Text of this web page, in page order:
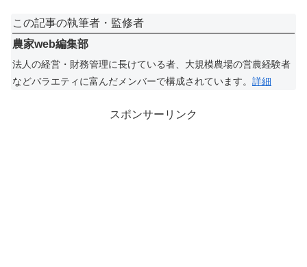
この記事の執筆者・監修者
農家web編集部
法人の経営・財務管理に長けている者、大規模農場の営農経験者
などバラエティに富んだメンバーで構成されています。 詳細
スポンサーリンク